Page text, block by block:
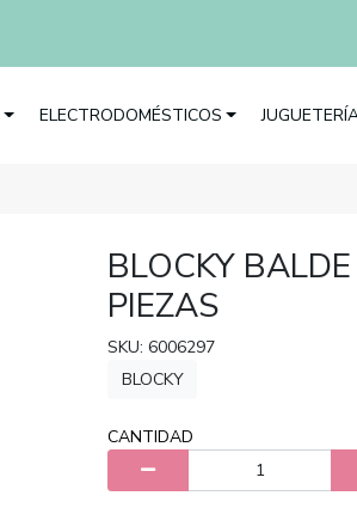
ELECTRODOMÉSTICOS
BLOCKY
PIEZAS
SKU: 6006297
BLOCKY
CANTIDAD